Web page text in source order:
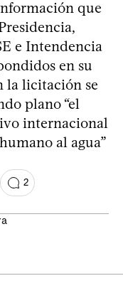
que
e Intendencia
en su
la licitación se
plano “el
internacional
al agua”
2